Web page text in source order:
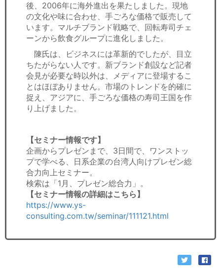
後、2006年に海外進出を果たしました。現地
の文化や味に合わせ、手ごろな価格で販売して
います。マルチブランド戦略で、回転寿司チェ
ーンから飲食グループに進化しました。
陳氏は、ビジネスには革新的でしたが、目立
ちたがらない人です。新ブランド創設など記者
会見が必要な時以外は、メディアに登場するこ
とはほぼありません。市場のトレンドを的確に
捉え、アジアに、手ごろな価格の寿司王国を作
り上げました。
【セミナー情報です】
企画からプレゼンまで、3日間で、ワンストッ
プで学べる、日系企業の台湾人向けプレゼン総
合力向上セミナー。
検索は「1月、プレゼン総合力」。
【セミナー情報の詳細はこちら】
https://www.ys-
consulting.com.tw/seminar/111121.html